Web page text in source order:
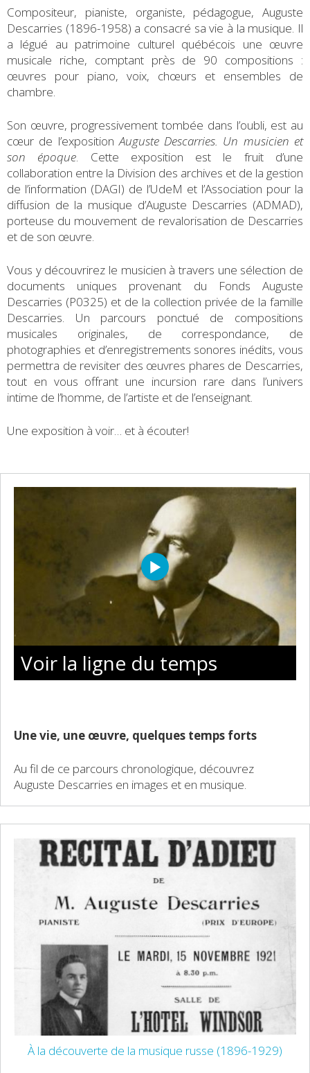
Compositeur, pianiste, organiste, pédagogue, Auguste
Descarries (1896-1958) a consacré sa vie à la musique. Il
a légué au patrimoine culturel québécois une œuvre
musicale riche, comptant près de 90 compositions :
œuvres pour piano, voix, chœurs et ensembles de
chambre.
Son œuvre, progressivement tombée dans l’oubli, est au
cœur de l’expositionAuguste Descarries. Un musicien et
son époque. Cette exposition est le fruit d’une
collaboration entre la Division des archives et de la gestion
de l’information (DAGI) de l’UdeM et l’Association pour la
diffusion de la musique d’Auguste Descarries (ADMAD),
porteuse du mouvement de revalorisation de Descarries
et de son œuvre.
Vous y découvrirez le musicien à travers une sélection de
documents uniques provenant du Fonds Auguste
Descarries (P0325) et de la collection privée de la famille
Descarries. Un parcours ponctué de compositions
musicales originales, de correspondance, de
photographies et d’enregistrements sonores inédits, vous
permettra de revisiter des œuvres phares de Descarries,
tout en vous offrant une incursion rare dans l’univers
intime de l’homme, de l’artiste et de l’enseignant.
Une exposition à voir… et à écouter!
Voir la ligne du temps
Une vie, une œuvre, quelques temps forts
Au fil de ce parcours chronologique, découvrez
Auguste Descarries en images et en musique.
À la découverte de la musique russe (1896-1929)